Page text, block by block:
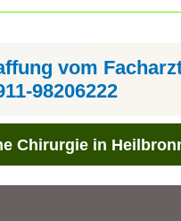
vom
98206222
Chirurgie in